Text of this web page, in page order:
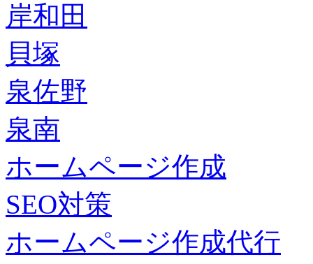
岸和田
貝塚
泉佐野
泉南
ホームページ作成
SEO対策
ホームページ作成代行